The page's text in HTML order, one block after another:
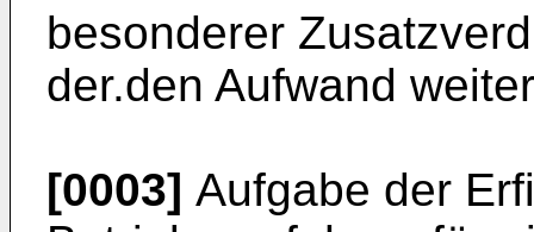
besonderer
der.den Aufwand
[0003] Aufgabe der